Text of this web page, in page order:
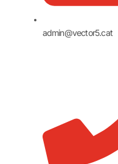
admin@vector5.cat